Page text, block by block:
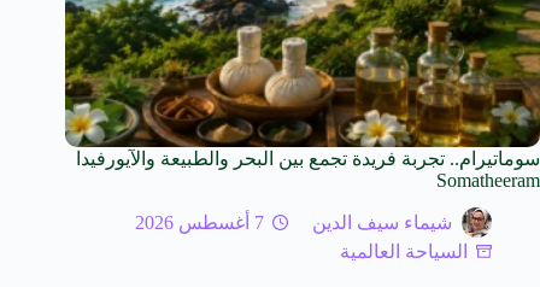
سوماتيرام.. تجربة فريدة تجمع بين البحر والطبيعة والآيورفيدا
Somatheeram
شيماء سيف الدين
7 أغسطس 2026
السياحة العالمية